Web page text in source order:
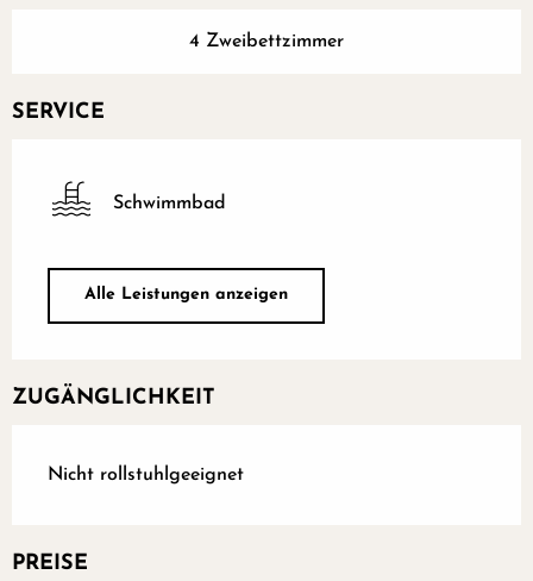
4 Zweibettzimmer
SERVICE
Schwimmbad
Alle Leistungen anzeigen
ZUGÄNGLICHKEIT
Nicht rollstuhlgeeignet
PREISE